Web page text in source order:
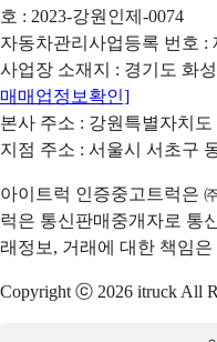
호 : 2023-강원인제-0074
자동차관리사업등록 번호 :
사업장 소재지 : 경기도 화
매매업정보확인]
본사 주소 : 강원특별자치도
지점 주소 : 서울시 서초구
아이트럭 인증중고트럭은
럭은 통신판매중개자로 통
래정보, 거래에 대한 책임
Copyright ⓒ 2026 itruck All